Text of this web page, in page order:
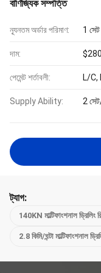
বাণিজ্যিক সম্পত্তি
ন্যূনতম অর্ডার পরিমাণ: 1 সেট
দাম:
পেমেন্ট শর্তাবলী: L/C,
Supply Ability: 2
ট্যাগ:
140KN মাল্টিফাংশনাল ড্রিলিং
2.8 কিমি/ঘন্টা মাল্টিফাংশনাল